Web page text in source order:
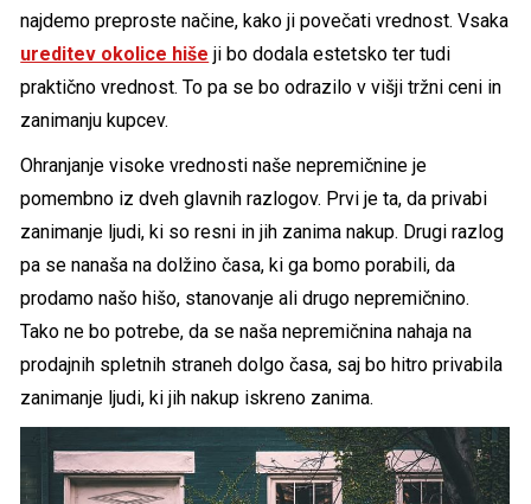
najdemo preproste načine, kako ji povečati vrednost. Vsaka
ureditev okolice hiše ji bo dodala estetsko ter tudi
praktično vrednost. To pa se bo odrazilo v višji tržni ceni in
zanimanju kupcev.
Ohranjanje visoke vrednosti naše nepremičnine je
pomembno iz dveh glavnih razlogov. Prvi je ta, da privabi
zanimanje ljudi, ki so resni in jih zanima nakup. Drugi razlog
pa se nanaša na dolžino časa, ki ga bomo porabili, da
prodamo našo hišo, stanovanje ali drugo nepremičnino.
Tako ne bo potrebe, da se naša nepremičnina nahaja na
prodajnih spletnih straneh dolgo časa, saj bo hitro privabila
zanimanje ljudi, ki jih nakup iskreno zanima.